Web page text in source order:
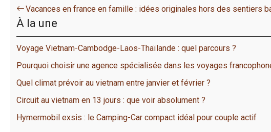
Vacances en france en famille : idées originales hors des sentiers
À la une
Voyage Vietnam-Cambodge-Laos-Thaïlande : quel parcours ?
Pourquoi choisir une agence spécialisée dans les voyages
Quel climat prévoir au vietnam entre janvier et février ?
Circuit au vietnam en 13 jours : que voir absolument ?
Hymermobil exsis : le Camping-Car compact idéal pour couple actif